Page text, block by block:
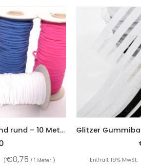
Elastisches Gummiband rund – 10 Meter in Farbe
(€0,75 / 1 Meter ) Enthält 19% MwSt.